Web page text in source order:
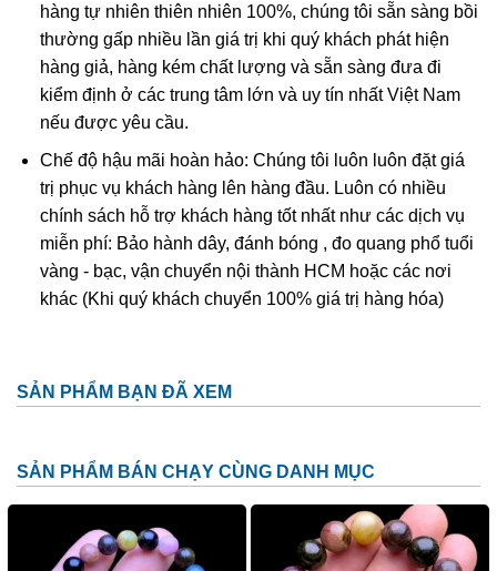
hàng tự nhiên thiên nhiên 100%, chúng tôi sẵn sàng bồi
thường gấp nhiều lần giá trị khi quý khách phát hiện
hàng giả, hàng kém chất lượng và sẵn sàng đưa đi
kiểm định ở các trung tâm lớn và uy tín nhất Việt Nam
nếu được yêu cầu.
Chế độ hậu mãi hoàn hảo: Chúng tôi luôn luôn đặt giá
trị phục vụ khách hàng lên hàng đầu. Luôn có nhiều
chính sách hỗ trợ khách hàng tốt nhất như các dịch vụ
miễn phí: Bảo hành dây, đánh bóng , đo quang phổ tuổi
vàng - bạc, vận chuyển nội thành HCM hoặc các nơi
khác (Khi quý khách chuyển 100% giá trị hàng hóa)
SẢN PHẨM BẠN ĐÃ XEM
SẢN PHẨM BÁN CHẠY CÙNG DANH MỤC